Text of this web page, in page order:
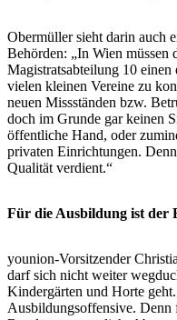
Obermüller sieht darin auch
Behörden: „In Wien
Magistratsabteilung 10
vielen kleinen Vereine zu
neuen Missständen bzw.
doch im Grunde gar keinen
öffentliche Hand, oder
privaten Einrichtungen.
Qualität verdient.“
Für die Ausbildung ist der
younion-Vorsitzender
darf sich nicht weiter
Kindergärten und Horte
Ausbildungsoffensive.